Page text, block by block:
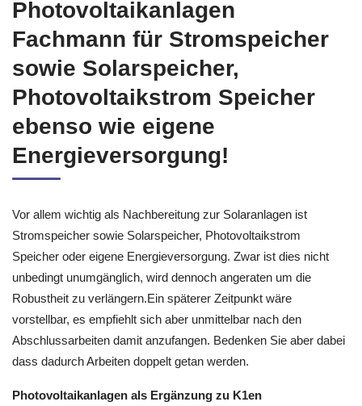
Photovoltaikanlagen
Fachmann für Stromspeicher
sowie Solarspeicher,
Photovoltaikstrom Speicher
ebenso wie eigene
Energieversorgung!
Vor allem wichtig als Nachbereitung zur Solaranlagen ist
Stromspeicher sowie Solarspeicher, Photovoltaikstrom
Speicher oder eigene Energieversorgung. Zwar ist dies nicht
unbedingt unumgänglich, wird dennoch angeraten um die
Robustheit zu verlängern.Ein späterer Zeitpunkt wäre
vorstellbar, es empfiehlt sich aber unmittelbar nach den
Abschlussarbeiten damit anzufangen. Bedenken Sie aber dabei
dass dadurch Arbeiten doppelt getan werden.
Photovoltaikanlagen als Ergänzung zu K1en